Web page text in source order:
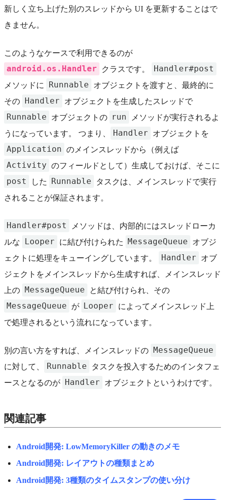
新しく立ち上げた別のスレッドから UI を更新することはで
きません。
このようなケースで利用できるのが
android.os.Handler クラスです。 Handler#post
メソッドに Runnable
オブジェクトを渡すと、最終的に
その
Handler オブジェクトを生成したスレッドで
Runnable オブジェクトの run
メソッドが実行されるよ
うになっています。 つまり、
Handler オブジェクトを
Application のメインスレッドから（例えば
Activity のフィールドとして）生成しておけば、そこに
post した Runnable
タスクは、メインスレッドで実行
されることが保証されます。
Handler#post
メソッドは、内部的にはスレッドローカ
ルな
Looper に結び付けられた MessageQueue
オブジ
ェクトに処理をキューイングしています。
Handler
オブ
ジェクトをメインスレッドから生成すれば、メインスレッド
上の
MessageQueue と結び付けられ、その
MessageQueue が Looper
によってメインスレッド上
で処理されるという流れになっています。
別の言い方をすれば、メインスレッドの MessageQueue
に対して、 Runnable
タスクを投入するためのインタフェ
ースとなるのが
Handler オブジェクトというわけです。
関連記事
Android開発: LowMemoryKiller の動きのメモ
Android開発: レイアウトの種類まとめ
Android開発: 3種類のタイムスタンプの使い分け